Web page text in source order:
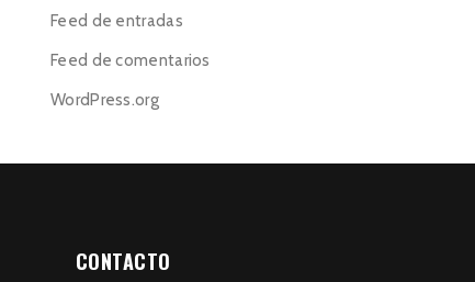
Feed de entradas
Feed de comentarios
WordPress.org
CONTACTO